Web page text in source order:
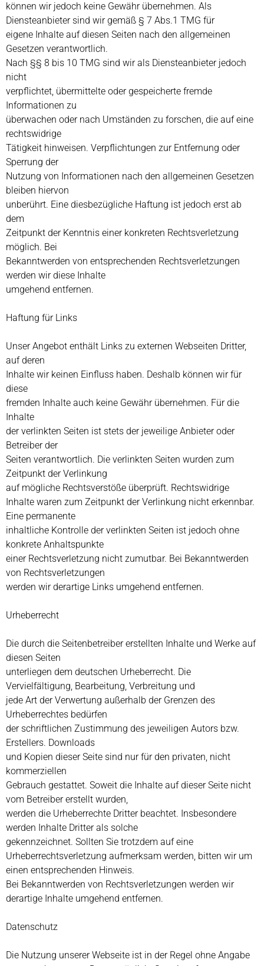
können wir jedoch keine Gewähr übernehmen. Als
Diensteanbieter sind wir gemäß § 7 Abs.1 TMG für
eigene Inhalte auf diesen Seiten nach den allgemeinen
Gesetzen verantwortlich.
Nach §§ 8 bis 10 TMG sind wir als Diensteanbieter jedoch
nicht
verpflichtet, übermittelte oder gespeicherte fremde
Informationen zu
überwachen oder nach Umständen zu forschen, die auf eine
rechtswidrige
Tätigkeit hinweisen. Verpflichtungen zur Entfernung oder
Sperrung der
Nutzung von Informationen nach den allgemeinen Gesetzen
bleiben hiervon
unberührt. Eine diesbezügliche Haftung ist jedoch erst ab
dem
Zeitpunkt der Kenntnis einer konkreten Rechtsverletzung
möglich. Bei
Bekanntwerden von entsprechenden Rechtsverletzungen
werden wir diese Inhalte
umgehend entfernen.
Haftung für Links
Unser Angebot enthält Links zu externen Webseiten Dritter,
auf deren
Inhalte wir keinen Einfluss haben. Deshalb können wir für
diese
fremden Inhalte auch keine Gewähr übernehmen. Für die
Inhalte
der verlinkten Seiten ist stets der jeweilige Anbieter oder
Betreiber der
Seiten verantwortlich. Die verlinkten Seiten wurden zum
Zeitpunkt der Verlinkung
auf mögliche Rechtsverstöße überprüft. Rechtswidrige
Inhalte waren zum Zeitpunkt der Verlinkung nicht erkennbar.
Eine permanente
inhaltliche Kontrolle der verlinkten Seiten ist jedoch ohne
konkrete Anhaltspunkte
einer Rechtsverletzung nicht zumutbar. Bei Bekanntwerden
von Rechtsverletzungen
werden wir derartige Links umgehend entfernen.
Urheberrecht
Die durch die Seitenbetreiber erstellten Inhalte und Werke auf
diesen Seiten
unterliegen dem deutschen Urheberrecht. Die
Vervielfältigung, Bearbeitung, Verbreitung und
jede Art der Verwertung außerhalb der Grenzen des
Urheberrechtes bedürfen
der schriftlichen Zustimmung des jeweiligen Autors bzw.
Erstellers. Downloads
und Kopien dieser Seite sind nur für den privaten, nicht
kommerziellen
Gebrauch gestattet. Soweit die Inhalte auf dieser Seite nicht
vom Betreiber erstellt wurden,
werden die Urheberrechte Dritter beachtet. Insbesondere
werden Inhalte Dritter als solche
gekennzeichnet. Sollten Sie trotzdem auf eine
Urheberrechtsverletzung aufmerksam werden, bitten wir um
einen entsprechenden Hinweis.
Bei Bekanntwerden von Rechtsverletzungen werden wir
derartige Inhalte umgehend entfernen.
Datenschutz
Die Nutzung unserer Webseite ist in der Regel ohne Angabe